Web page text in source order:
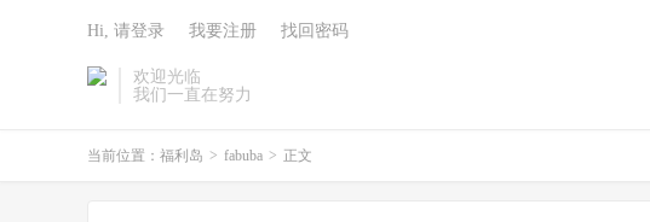
欢迎光临
我们一直在努力
Hi, 请登录 我要注册 找回密码
当前位置： 福利岛 > fabuba > 正文